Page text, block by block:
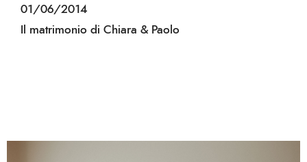
01/06/2014
Il matrimonio di Chiara & Paolo